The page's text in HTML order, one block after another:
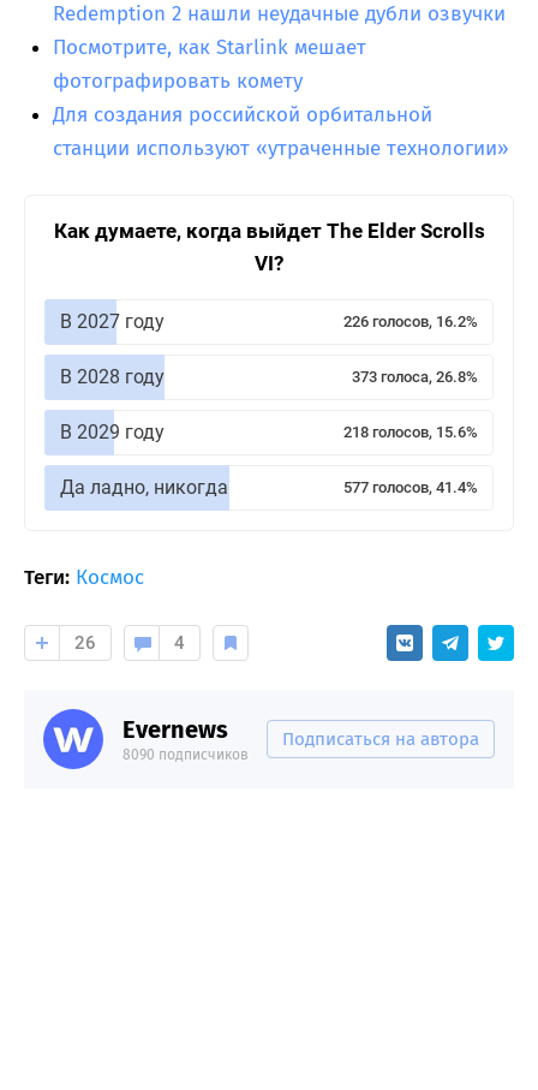
Redemption 2 нашли неудачные дубли озвучки
Посмотрите, как Starlink мешает
фотографировать комету
Для создания российской орбитальной
станции используют «утраченные технологии»
Как думаете, когда выйдет The Elder Scrolls
VI?
В 2027 году 226 голосов, 16.2%
В 2028 году 373 голоса, 26.8%
В 2029 году 218 голосов, 15.6%
Да ладно, никогда 577 голосов, 41.4%
Теги: Космос
26 4
Evernews
8090 подписчиков
Подписаться на автора